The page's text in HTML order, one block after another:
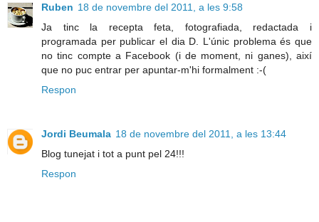
Ruben 18 de novembre del 2011, a les 9:58
Ja tinc la recepta feta, fotografiada, redactada i
programada per publicar el dia D. L'únic problema és que
no tinc compte a Facebook (i de moment, ni ganes), així
que no puc entrar per apuntar-m'hi formalment :-(
Respon
Jordi Beumala 18 de novembre del 2011, a les 13:44
Blog tunejat i tot a punt pel 24!!!
Respon